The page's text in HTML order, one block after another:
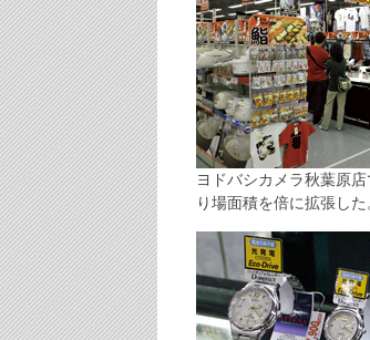
ヨドバシカメラ秋葉原
り場面積を倍に拡張した